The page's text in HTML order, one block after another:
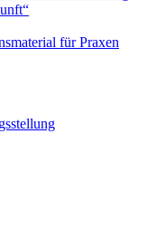
für Praxen